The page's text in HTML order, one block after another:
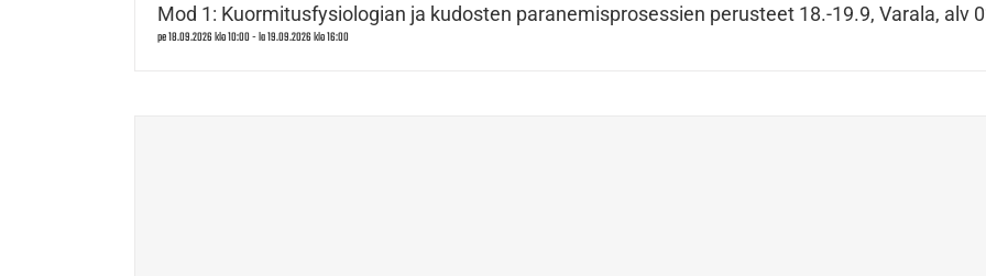
Mod 1: Kuormitusfysiologian ja kudosten paranemisprosessien perusteet 18.-19.9, Varala, alv
pe 18.09.2026 klo 10:00-la 19.09.2026 klo 16:00